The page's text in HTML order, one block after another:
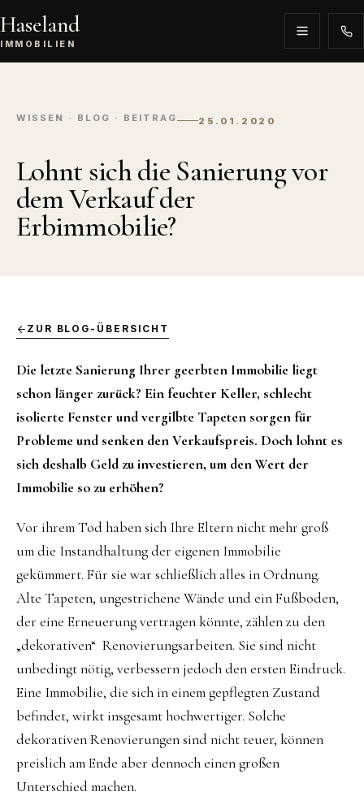
Haseland
IMMOBILIEN
WISSEN · BLOG · BEITRAG 25.01.2020
Lohnt sich die Sanierung vor
dem Verkauf der
Erbimmobilie?
ZUR BLOG-ÜBERSICHT
Die letzte Sanierung Ihrer geerbten Immobilie liegt
schon länger zurück? Ein feuchter Keller, schlecht
isolierte Fenster und vergilbte Tapeten sorgen für
Probleme und senken den Verkaufspreis. Doch lohnt es
sich deshalb Geld zu investieren, um den Wert der
Immobilie so zu erhöhen?
Vor ihrem Tod haben sich Ihre Eltern nicht mehr groß
um die Instandhaltung der eigenen Immobilie
gekümmert. Für sie war schließlich alles in Ordnung.
Alte Tapeten, ungestrichene Wände und ein Fußboden,
der eine Erneuerung vertragen könnte, zählen zu den
„dekorativen“ Renovierungsarbeiten. Sie sind nicht
unbedingt nötig, verbessern jedoch den ersten Eindruck.
Eine Immobilie, die sich in einem gepflegten Zustand
befindet, wirkt insgesamt hochwertiger. Solche
dekorativen Renovierungen sind nicht teuer, können
preislich am Ende aber dennoch einen großen
Unterschied machen.